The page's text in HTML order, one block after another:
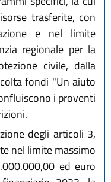
trasferite, con
e nel limite
regionale per la
civile, dalla
fondi "Un aiuto
i proventi
degli articoli 3,
nel limite massimo
ed euro